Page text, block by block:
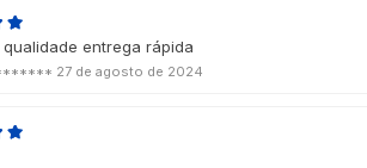
entrega rápida
27 de agosto de 2024